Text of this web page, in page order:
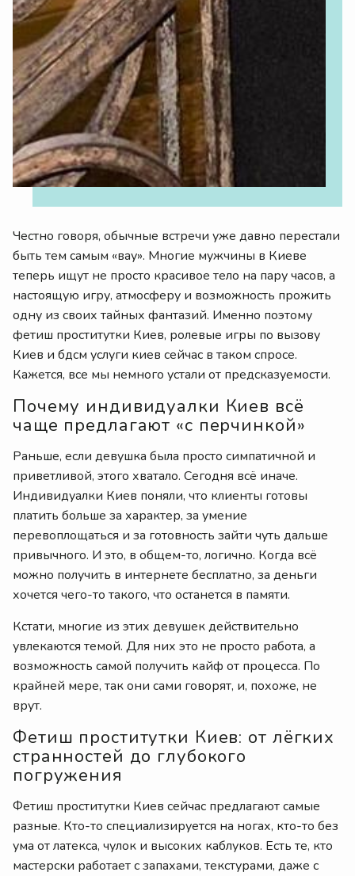
Честно говоря, обычные встречи уже давно перестали
быть тем самым «вау». Многие мужчины в Киеве
теперь ищут не просто красивое тело на пару часов, а
настоящую игру, атмосферу и возможность прожить
одну из своих тайных фантазий. Именно поэтому
фетиш проститутки Киев, ролевые игры по вызову
Киев и бдсм услуги киев сейчас в таком спросе.
Кажется, все мы немного устали от предсказуемости.
Почему индивидуалки Киев всё
чаще предлагают «с перчинкой»
Раньше, если девушка была просто симпатичной и
приветливой, этого хватало. Сегодня всё иначе.
Индивидуалки Киев поняли, что клиенты готовы
платить больше за характер, за умение
перевоплощаться и за готовность зайти чуть дальше
привычного. И это, в общем-то, логично. Когда всё
можно получить в интернете бесплатно, за деньги
хочется чего-то такого, что останется в памяти.
Кстати, многие из этих девушек действительно
увлекаются темой. Для них это не просто работа, а
возможность самой получить кайф от процесса. По
крайней мере, так они сами говорят, и, похоже, не
врут.
Фетиш проститутки Киев: от лёгких
странностей до глубокого
погружения
Фетиш проститутки Киев сейчас предлагают самые
разные. Кто-то специализируется на ногах, кто-то без
ума от латекса, чулок и высоких каблуков. Есть те, кто
мастерски работает с запахами, текстурами, даже с